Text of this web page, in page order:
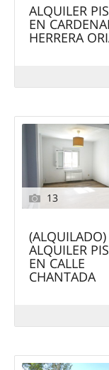
ALQUILER
EN
HERRERA
13
(ALQUILADO)
ALQUILER
EN CALLE
CHANTADA